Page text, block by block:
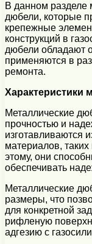
В данном разделе
дюбели, которые
крепежные
конструкций в
дюбели обладают
применяются в
ремонта.
Характеристики
Металлические
прочностью и
изготавливаются
материалов,
этому, они
обеспечивать
Металлические
размеры, что
для конкретной
рифленую
адгезию с